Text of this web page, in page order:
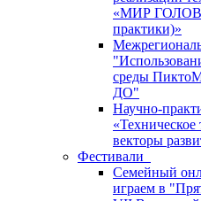
«МИР
практики)»
среды
ДО"
Научно-
«Техническое
векторы
Фестивали
Семейный
играем в